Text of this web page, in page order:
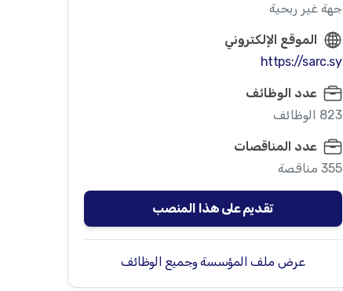
جهة غير ربحية
الموقع الإلكتروني
https://sarc.sy
عدد الوظائف
823 الوظائف
عدد المناقصات
355 مناقصة
تقديم على هذا المنصب
عرض ملف المؤسسة وجميع الوظائف